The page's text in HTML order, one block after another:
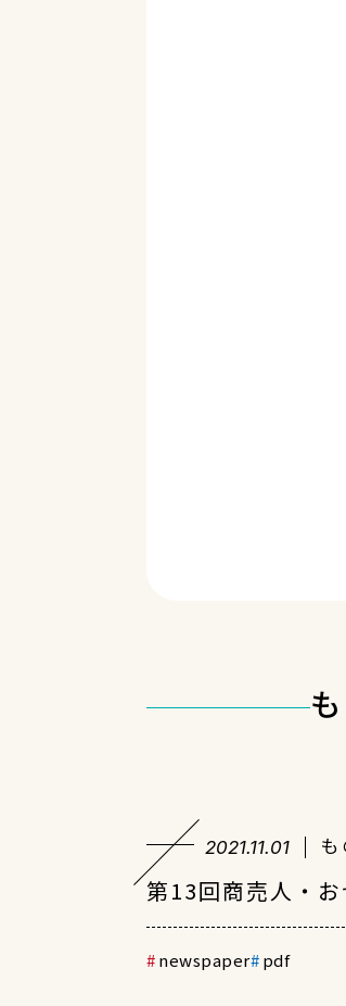
2021.11.01
第13回商売人・
newspaper pdf